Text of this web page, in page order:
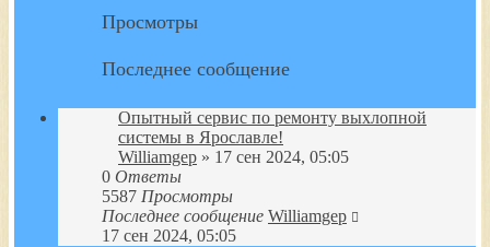
Просмотры
Последнее сообщение
Опытный сервис по ремонту выхлопной
системы в Ярославле!
Williamgep » 17 сен 2024, 05:05
0 Ответы
5587 Просмотры
Последнее сообщение Williamgep
17 сен 2024, 05:05